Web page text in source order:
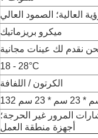
العالية؛ الصمود العالي
ميكرو بريزماتيك
نقدم لك عينات مجانية
18 - 28°C
الكرتون / اللفافة
* 23 سم * 23 سم
المرور غير الحرجة؛
أجهزة منطقة العمل